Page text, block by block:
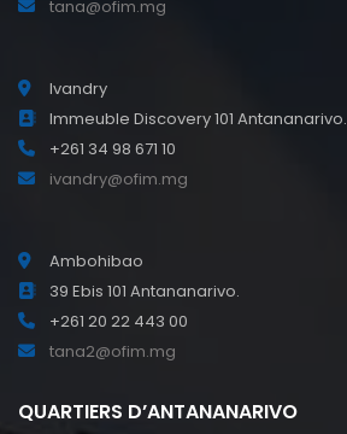
tana@ofim.mg
Ivandry
Immeuble Discovery 101 Antananarivo.
+261 34 98 671 10
ivandry@ofim.mg
Ambohibao
39 Ebis 101 Antananarivo.
+261 20 22 443 00
tana2@ofim.mg
QUARTIERS D’ANTANANARIVO